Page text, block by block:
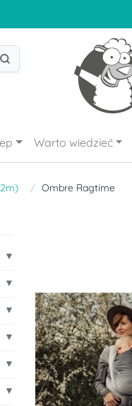
Warto wiedzieć
Ombre Ragtime